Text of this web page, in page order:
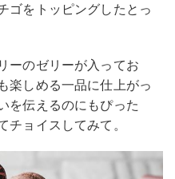
ゴをトッピングしたとっ
ーのゼリーが入ってお
楽しめる一品に仕上がっ
を伝えるのにもぴった
チョイスしてみて。